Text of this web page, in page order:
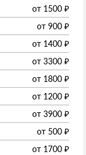
от 1500 ₽
от 900 ₽
от 1400 ₽
от 3300 ₽
от 1800 ₽
от 1200 ₽
от 3900 ₽
от 500 ₽
от 1700 ₽